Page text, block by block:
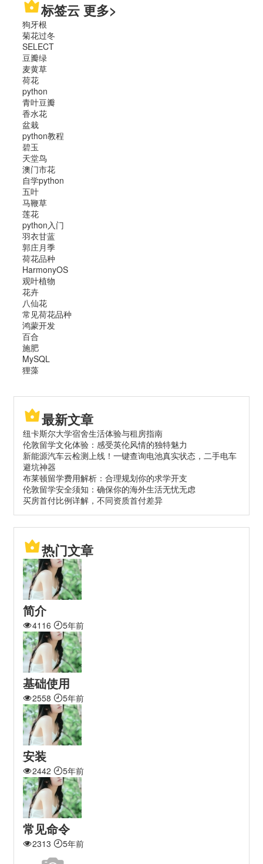
标签云 更多>
狗牙根
菊花过冬
SELECT
豆瓣绿
麦黄草
荷花
python
青叶豆瓣
香水花
盆栽
python教程
碧玉
天堂鸟
澳门市花
自学python
五叶
马鞭草
莲花
python入门
羽衣甘蓝
郭庄月季
荷花品种
HarmonyOS
观叶植物
花卉
八仙花
常见荷花品种
鸿蒙开发
百合
施肥
MySQL
狸藻
最新文章
纽卡斯尔大学宿舍生活体验与租房指南
伦敦留学文化体验：感受英伦风情的独特魅力
新能源汽车云检测上线！一键查询电池真实状态，二手电车
避坑神器
布莱顿留学费用解析：合理规划你的求学开支
伦敦留学安全须知：确保你的海外生活无忧无虑
买房首付比例详解，不同资质首付差异
热门文章
简介
4116 5年前
基础使用
2558 5年前
安装
2442 5年前
常见命令
2313 5年前